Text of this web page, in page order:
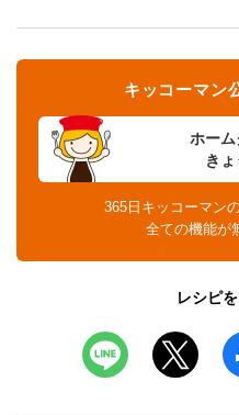
ホー
き
キッコーマン
365日キッコーマン
全ての機能が
レシピ